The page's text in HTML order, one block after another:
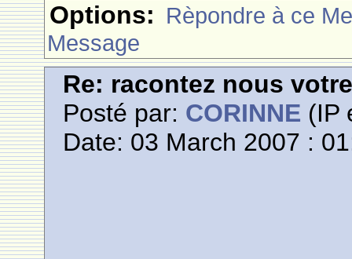
Options: Rèpondre à ce
Message
Re: racontez nous
Posté par: CORINNE (IP
Date: 03 March 2007 :